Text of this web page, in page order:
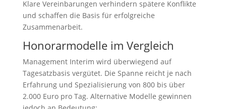
Klare Vereinbarungen verhindern spätere Konflikte
und schaffen die Basis für erfolgreiche
Zusammenarbeit.
Honorarmodelle im Vergleich
Management Interim wird überwiegend auf
Tagesatzbasis vergütet. Die Spanne reicht je nach
Erfahrung und Spezialisierung von 800 bis über
2.000 Euro pro Tag. Alternative Modelle gewinnen